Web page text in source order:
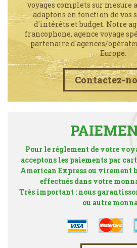
voyages complets sur mesure
adaptons en fonction de vos
d'intérêts et budget. Notre
francophone, agence voyage
partenaire d´agences/
Europe.
Contactez-
Pour le réglement de votre
acceptons les paiements par
American Express ou virement
effectués dans votre
Très important : nous
ou autre